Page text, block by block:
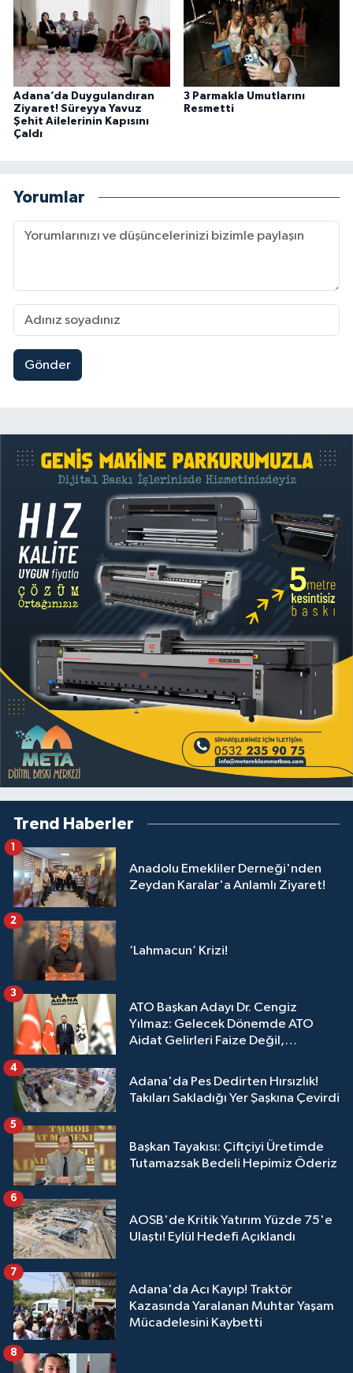
Adana’da Duygulandıran
Ziyaret! Süreyya Yavuz
Şehit Ailelerinin Kapısını
Çaldı
3 Parmakla Umutlarını
Resmetti
Yorumlar
Gönder
Trend Haberler
Anadolu Emekliler Derneği'nden
Zeydan Karalar'a Anlamlı Ziyaret!
1
‘Lahmacun’ Krizi!
2
ATO Başkan Adayı Dr. Cengiz
Yılmaz: Gelecek Dönemde ATO
Aidat Gelirleri Faize Değil,
3
Adana'da Pes Dedirten Hırsızlık!
Takıları Sakladığı Yer Şaşkına Çevirdi
4
Başkan Tayakısı: Çiftçiyi Üretimde
Tutamazsak Bedeli Hepimiz Öderiz
5
AOSB'de Kritik Yatırım Yüzde 75'e
Ulaştı! Eylül Hedefi Açıklandı
6
Adana'da Acı Kayıp! Traktör
Kazasında Yaralanan Muhtar Yaşam
Mücadelesini Kaybetti
7
8